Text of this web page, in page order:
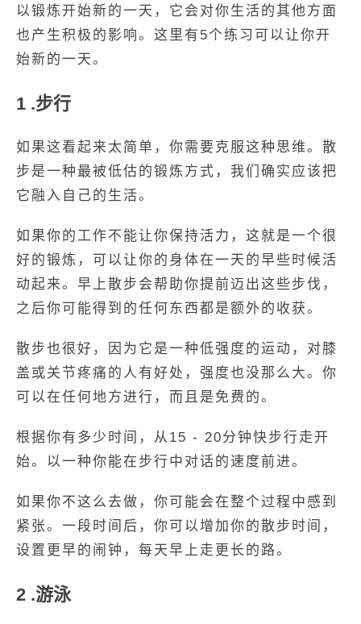
以锻炼开始新的一天，它会对你生活的其他方面
也产生积极的影响。这里有5个练习可以让你开
始新的一天。
1 .步行
如果这看起来太简单，你需要克服这种思维。散
步是一种最被低估的锻炼方式，我们确实应该把
它融入自己的生活。
如果你的工作不能让你保持活力，这就是一个很
好的锻炼，可以让你的身体在一天的早些时候活
动起来。早上散步会帮助你提前迈出这些步伐，
之后你可能得到的任何东西都是额外的收获。
散步也很好，因为它是一种低强度的运动，对膝
盖或关节疼痛的人有好处，强度也没那么大。你
可以在任何地方进行，而且是免费的。
根据你有多少时间，从15 - 20分钟快步行走开
始。以一种你能在步行中对话的速度前进。
如果你不这么去做，你可能会在整个过程中感到
紧张。一段时间后，你可以增加你的散步时间，
设置更早的闹钟，每天早上走更长的路。
2 .游泳